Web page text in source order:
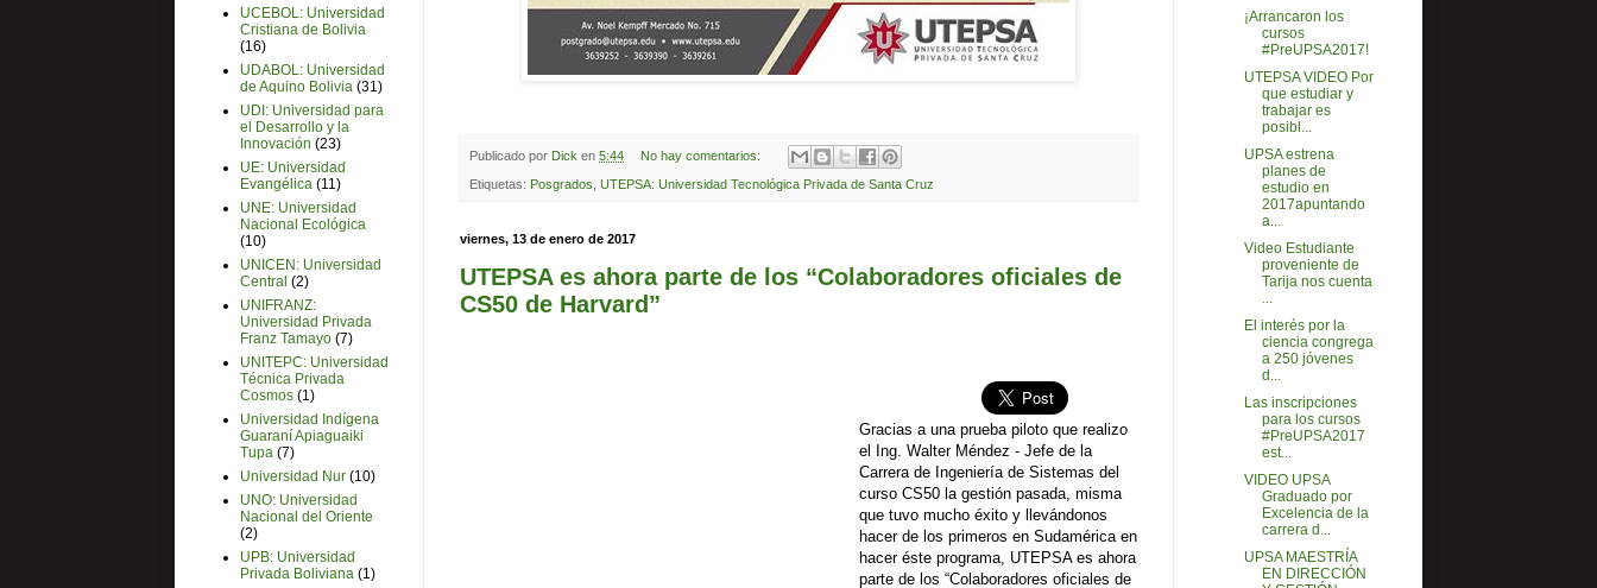
Publicado por Dick en 5:44 No hay comentarios:
Etiquetas: Posgrados UTEPSA: Universidad Tecnológica Privada de Santa Cruz
viernes, 13 de enero de 2017
UTEPSA es ahora parte de los “Colaboradores oficiales de
CS50 de Harvard”
Gracias a una prueba piloto que realizo
el Ing. Walter Méndez - Jefe de la
Carrera de Ingeniería de Sistemas del
curso CS50 la gestión pasada, misma
que tuvo mucho éxito y llevándonos
hacer de los primeros en Sudamérica en
hacer éste programa, UTEPSA es ahora
parte de los “Colaboradores oficiales de
UCEBOL: Universidad
Cristiana de Bolivia
(16)
UDABOL: Universidad
de Aquino Bolivia (31)
UDI: Universidad para
el Desarrollo y la
Innovación (23)
UE: Universidad
Evangélica (11)
UNE: Universidad
Nacional Ecológica
(10)
UNICEN: Universidad
Central (2)
UNIFRANZ:
Universidad Privada
Franz Tamayo (7)
UNITEPC: Universidad
Técnica Privada
Cosmos (1)
Universidad Indígena
Guaraní Apiaguaiki
Tupa (7)
Universidad Nur (10)
UNO: Universidad
Nacional del Oriente
(2)
UPB: Universidad
Privada Boliviana (1)
¡Arrancaron los
cursos
#PreUPSA2017!
UTEPSA VIDEO Por
que estudiar y
trabajar es
posibl...
UPSA estrena
planes de
estudio en
2017apuntando
a...
Video Estudiante
proveniente de
Tarija nos cuenta
...
El interés por la
ciencia congrega
a 250 jóvenes
d...
Las inscripciones
para los cursos
#PreUPSA2017
est...
VIDEO UPSA
Graduado por
Excelencia de la
carrera d...
UPSA MAESTRÍA
EN DIRECCIÓN